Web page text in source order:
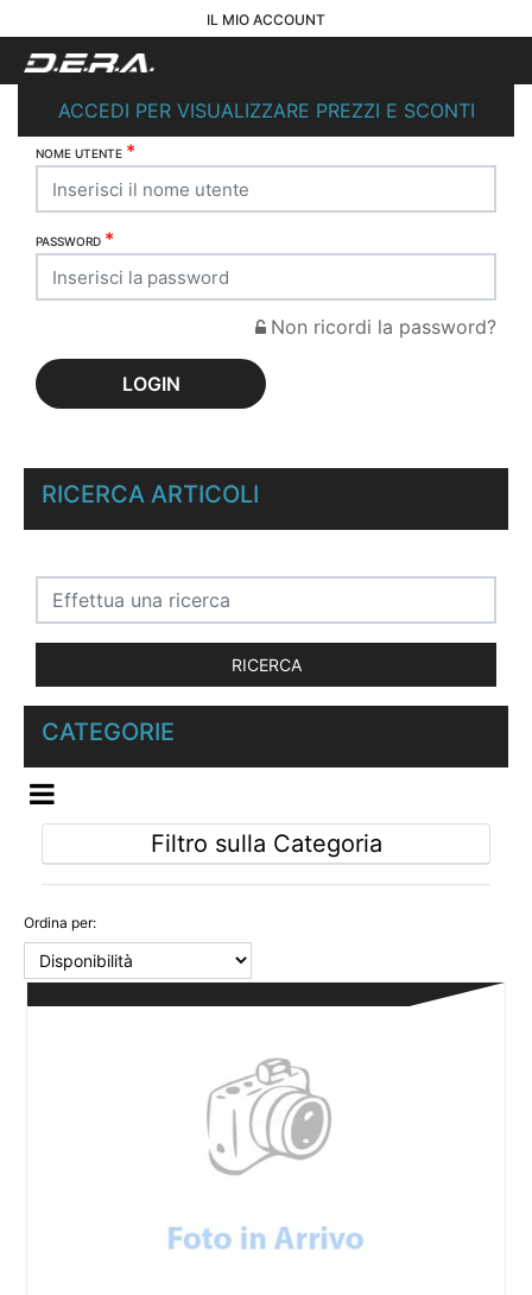
IL MIO ACCOUNT
ACCEDI PER VISUALIZZARE PREZZI E SCONTI
NOME UTENTE *
PASSWORD *
Non ricordi la password?
RICERCA ARTICOLI
CATEGORIE
OPEN MENU
Filtro sulla Categoria
Ordina per: